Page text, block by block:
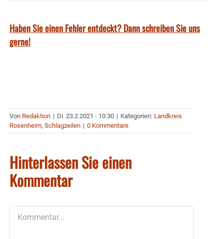
Haben Sie einen Fehler entdeckt? Dann schreiben Sie uns
gerne!
Von Redaktion | Di. 23.2.2021 - 10:30 | Kategorien: Landkreis
Rosenheim, Schlagzeilen | 0 Kommentare
Hinterlassen Sie einen
Kommentar